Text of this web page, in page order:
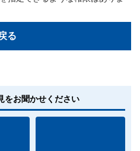
る
をお聞かせください